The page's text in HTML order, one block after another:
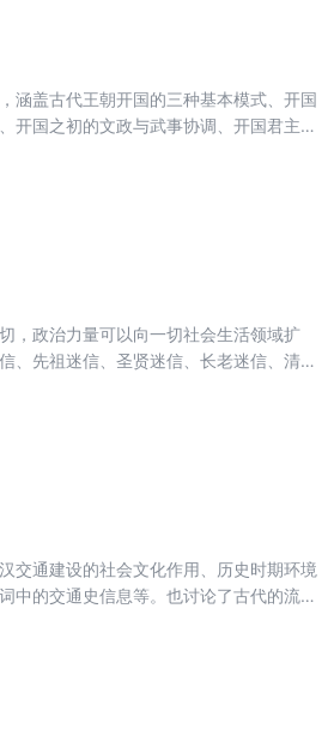
涵盖古代王朝开国的三种基本模式、开国
开国之初的文政与武事协调、开国君主第
，政治力量可以向一切社会生活领域扩
、先祖迷信、圣贤迷信、长老迷信、清官
交通建设的社会文化作用、历史时期环境
中的交通史信息等。也讨论了古代的流民